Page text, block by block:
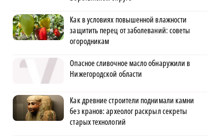
Как в условиях повышенной влажности
защитить перец от заболеваний: советы
огородникам
Опасное сливочное масло обнаружили в
Нижегородской области
Как древние строители поднимали камни
без кранов: археолог раскрыл секреты
старых технологий